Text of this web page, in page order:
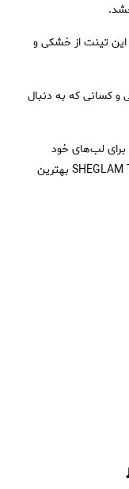
این تینت از خشکی و
و کسانی که به دنبال
لب‌های خود
هستید، SHEGLAM Take A Hint Lip Tint – Love On Tap بهترین